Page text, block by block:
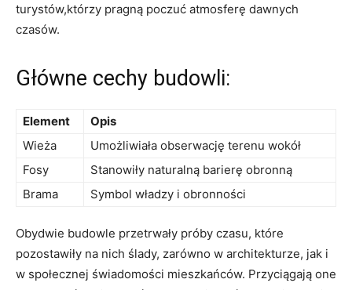
turystów,którzy pragną‍ poczuć atmosferę dawnych
czasów.
Główne cechy budowli:
Element
Opis
Wieża
Umożliwiała obserwację terenu wokół
Fosy
Stanowiły‍ naturalną barierę obronną
Brama
Symbol ‌władzy ​i obronności
Obydwie budowle przetrwały ​próby czasu, które
pozostawiły na nich ślady, zarówno w architekturze,⁣ jak​ i
w społecznej świadomości ⁢mieszkańców. Przyciągają ‌one